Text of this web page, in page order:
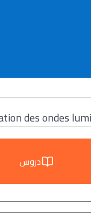
des ondes
دروس